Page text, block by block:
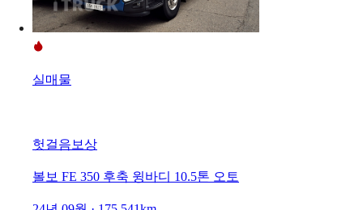
실매물
헛걸음보상
볼보 FE 350 후축 윙바디 10.5톤 오토